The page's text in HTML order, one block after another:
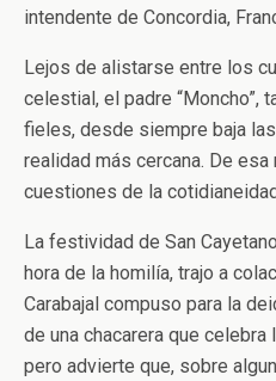
intendente de Concordia,
Lejos de alistarse entre los
celestial, el padre “Moncho”,
fieles, desde siempre baja
realidad más cercana. De esa
cuestiones de la
La festividad de San
hora de la homilía, trajo a
Carabajal compuso para la
de una chacarera que
pero advierte que, sobre